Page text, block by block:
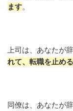
ます。
上司は、あなたが
れて、転職を止め
同僚は、あなたが